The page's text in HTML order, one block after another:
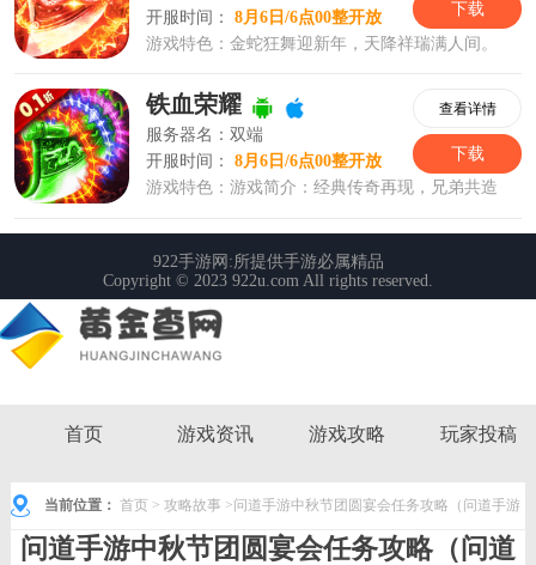
首页 游戏资讯 游戏攻略 玩家投稿
当前位置： 首页 > 攻略故事 >问道手游中秋节团圆宴会任务攻略（问道手游
中秋节团圆宴会任务攻略图）
问道手游中秋节团圆宴会任务攻略（问道